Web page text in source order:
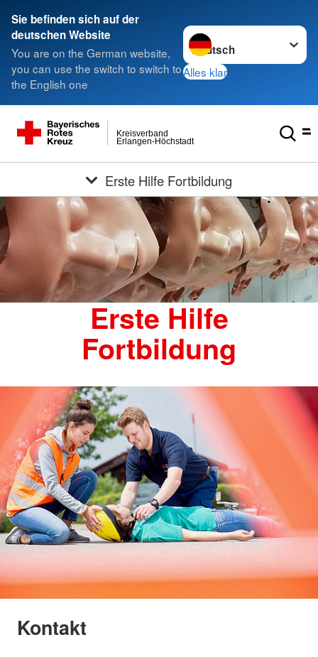
Sie befinden sich auf der
deutschen Website
You are on the German website,
you can use the switch to switch to
the English one
Sprache wechseln zu
Alles klar
Erlangen-Höchstadt
Kreisverband
Erste Hilfe Fortbildung
Erste Hilfe
Fortbildung
Kontakt